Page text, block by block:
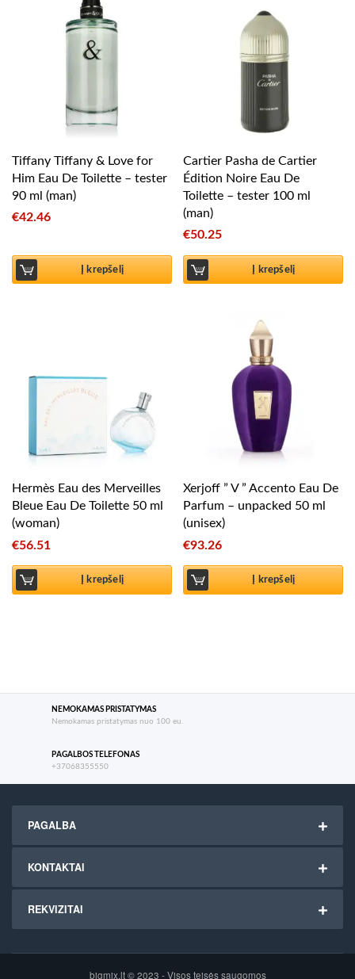
Tiffany Tiffany & Love for
Him Eau De Toilette – tester
90 ml (man)
€42.46
Į krepšelį
Cartier Pasha de Cartier
Édition Noire Eau De
Toilette – tester 100 ml
(man)
€50.25
Į krepšelį
Hermès Eau des Merveilles
Bleue Eau De Toilette 50 ml
(woman)
€56.51
Į krepšelį
Xerjoff ” V ” Accento Eau De
Parfum – unpacked 50 ml
(unisex)
€93.26
Į krepšelį
NEMOKAMAS PRISTATYMAS
Nemokamas pristatymas nuo 100 eu.
PAGALBOS TELEFONAS
+37068355550
PAGALBA
KONTAKTAI
REKVIZITAI
bigmix.lt © 2023 - Visos teisės saugomos